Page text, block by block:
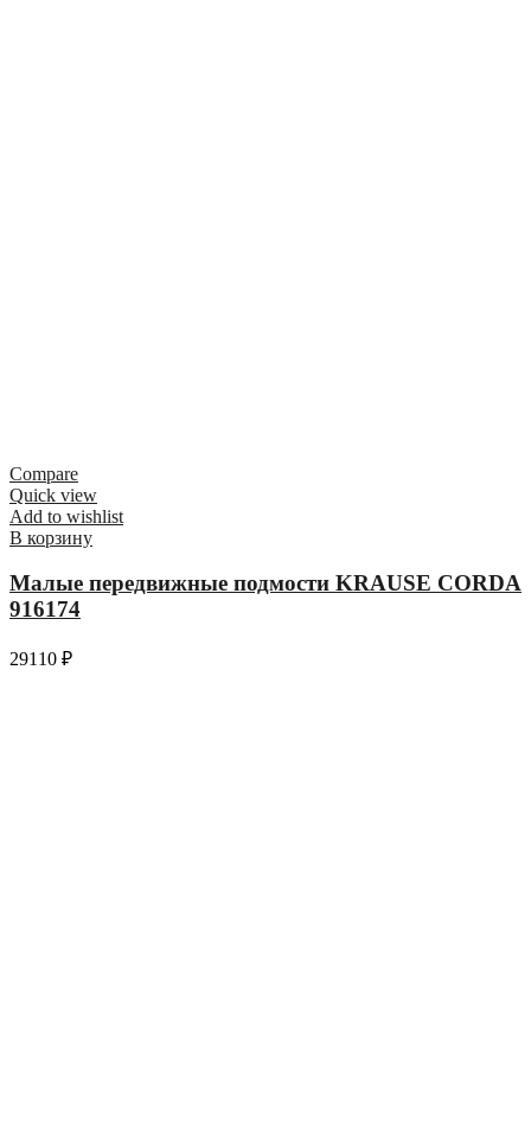
Compare
Quick view
Add to wishlist
В корзину
Малые передвижные подмости KRAUSE CORDA
916174
29110 ₽